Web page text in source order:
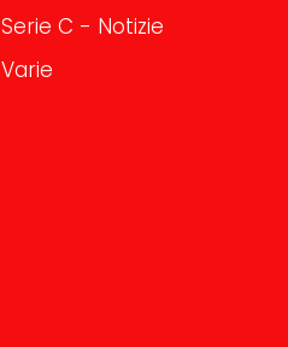
Serie C - Notizie
Varie